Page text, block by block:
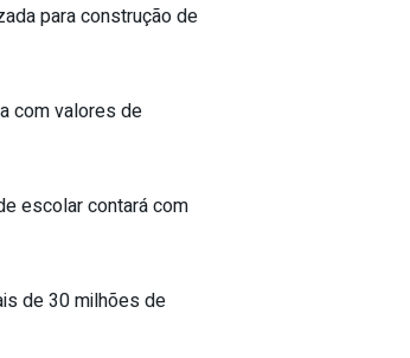
para construção de
com valores de
escolar contará com
de 30 milhões de